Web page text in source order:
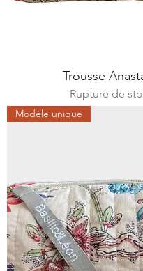
Trousse
Rupture de
Modèle unique